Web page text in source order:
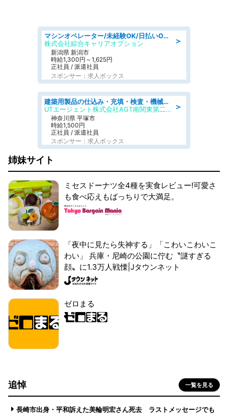
＞
マシンオペレーター/未経験OK/日払いOK/寮完備/交替制/20・30・40代活躍中
株式会社綜合キャリアオプション
新潟県 新潟市
時給1,300円～1,625円
正社員 / 派遣社員
スポンサー：求人ボックス
＞
建築用製品の仕込み・充填・検査・機械操作/寮完備/日払い/工場・製造
UTエージェント株式会社AGT南関東第二CU
神奈川県 平塚市
時給1,500円
正社員 / 派遣社員
スポンサー：求人ボックス
姉妹サイト
ミセスドーナツ全4種を実食レビュー!可愛さ
も食べ応えもばっちりで大満足。
「夜中に見たら失神する」「こわいこわいこ
わい」 兵庫・尼崎の公園に佇む〝謎すぎる
顔〟に1.3万人戦慄|Jタウンネット
ゼロまる
追悼 一覧を見る
長崎市出身・平和訴えた美輪明宏さん死去 ラストメッセージでも